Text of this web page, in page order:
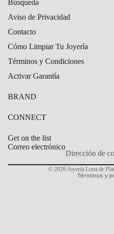
Búsqueda
Aviso de Privacidad
Contacto
Cómo Limpiar Tu Joyería
Términos y Condiciones
Activar Garantía
BRAND
CONNECT
Get on the list
Correo electrónico
© 2026 Joyería Luna de
Términos y
Política de privacidad